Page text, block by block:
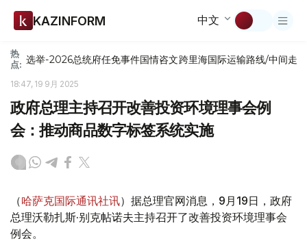
KAZINFORM 中文
热
点: 选举-2026总统府任免事件国情咨文跨里海国际运输路线/中间走廊
18:47, 19 9月 2025
政府总理主持召开改善投资环境理事会例
会：推动商品数字标签系统实施
（哈萨克国际通讯社讯）据总理官网消息，9月19日，政府
总理沃勒扎斯·别克帖诺夫主持召开了改善投资环境理事会
例会。